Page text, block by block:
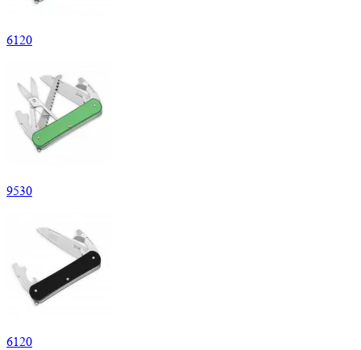
6120
9530
6120